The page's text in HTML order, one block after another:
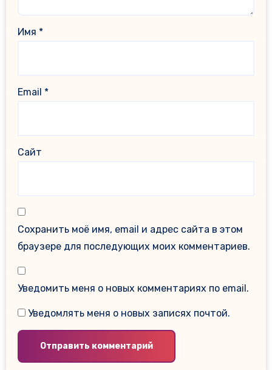
Имя *
Email *
Сайт
Сохранить моё имя, email и адрес сайта в этом
браузере для последующих моих комментариев.
Уведомить меня о новых комментариях по email.
Уведомлять меня о новых записях почтой.